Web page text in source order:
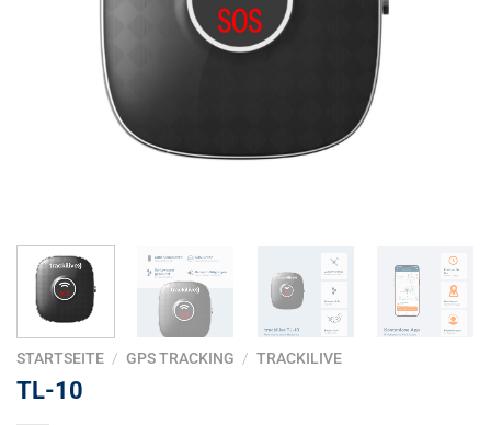
STARTSEITE / GPS TRACKING / TRACKILIVE
TL-10